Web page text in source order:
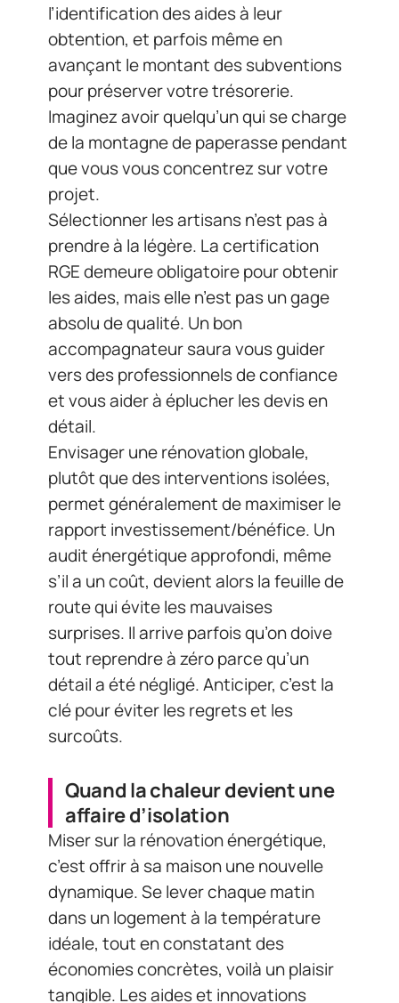
l’identification des aides à leur
obtention, et parfois même en
avançant le montant des subventions
pour préserver votre trésorerie.
Imaginez avoir quelqu’un qui se charge
de la montagne de paperasse pendant
que vous vous concentrez sur votre
projet.
Sélectionner les artisans n’est pas à
prendre à la légère. La certification
RGE demeure obligatoire pour obtenir
les aides, mais elle n’est pas un gage
absolu de qualité. Un bon
accompagnateur saura vous guider
vers des professionnels de confiance
et vous aider à éplucher les devis en
détail.
Envisager une rénovation globale,
plutôt que des interventions isolées,
permet généralement de maximiser le
rapport investissement/bénéfice. Un
audit énergétique approfondi, même
s’il a un coût, devient alors la feuille de
route qui évite les mauvaises
surprises. Il arrive parfois qu’on doive
tout reprendre à zéro parce qu’un
détail a été négligé. Anticiper, c’est la
clé pour éviter les regrets et les
surcoûts.
Quand la chaleur devient une
affaire d’isolation
Miser sur la rénovation énergétique,
c’est offrir à sa maison une nouvelle
dynamique. Se lever chaque matin
dans un logement à la température
idéale, tout en constatant des
économies concrètes, voilà un plaisir
tangible. Les aides et innovations